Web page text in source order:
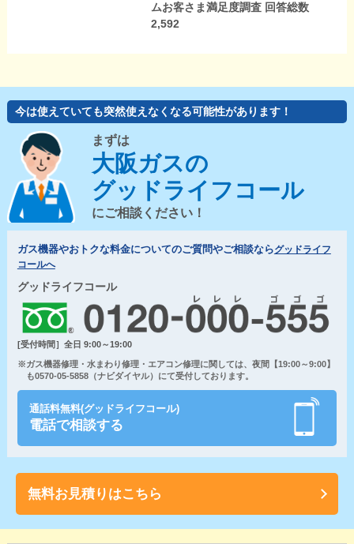
ムお客さま満足度調査 回答総数
2,592
今は使えていても突然使えなくなる可能性があります！
まずは
大阪ガスの
グッドライフコール
にご相談ください！
ガス機器やおトクな料金についてのご質問やご相談ならグッドライフ
コールへ
グッドライフコール
[受付時間］全日 9:00～19:00
※ガス機器修理・水まわり修理・エアコン修理に関しては、夜間【19:00～9:00】
も0570-05-5858（ナビダイヤル）にて受付しております。
通話料無料(グッドライフコール)
電話で相談する
無料お見積りはこちら